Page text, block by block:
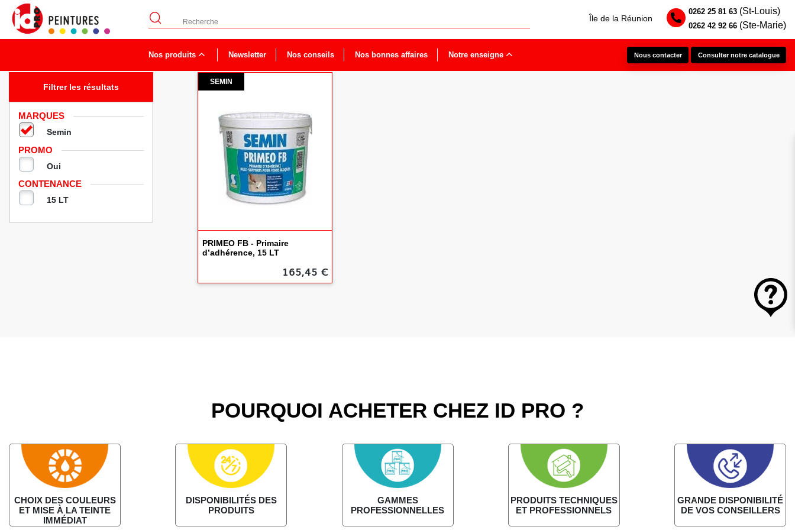
Île de la Réunion
0262 25 81 63 (St-Louis)
0262 42 92 66 (Ste-Marie)
Nos produits Newsletter Nos conseils Nos bonnes affaires Notre enseigne Nous contacter Consulter notre catalogue
Filtrer les résultats
MARQUES
Semin
PROMO
Oui
CONTENANCE
15 LT
SEMIN
Semin
PRIMEO FB - Primaire
d’adhérence, 15 LT
165,45 €
POURQUOI ACHETER CHEZ ID PRO ?
CHOIX DES COULEURS
ET MISE À LA TEINTE
IMMÉDIAT
DISPONIBILITÉS DES
PRODUITS
GAMMES
PROFESSIONNELLES
PRODUITS TECHNIQUES
ET PROFESSIONNELS
GRANDE DISPONIBILITÉ
DE VOS CONSEILLERS